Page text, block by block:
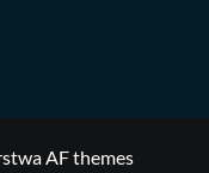
AF themes